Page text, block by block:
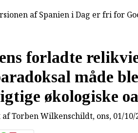
af Spanien i Dag er fri for
forladte
måde
økologiske
afTorben Wilkenschildt, ons, 01/